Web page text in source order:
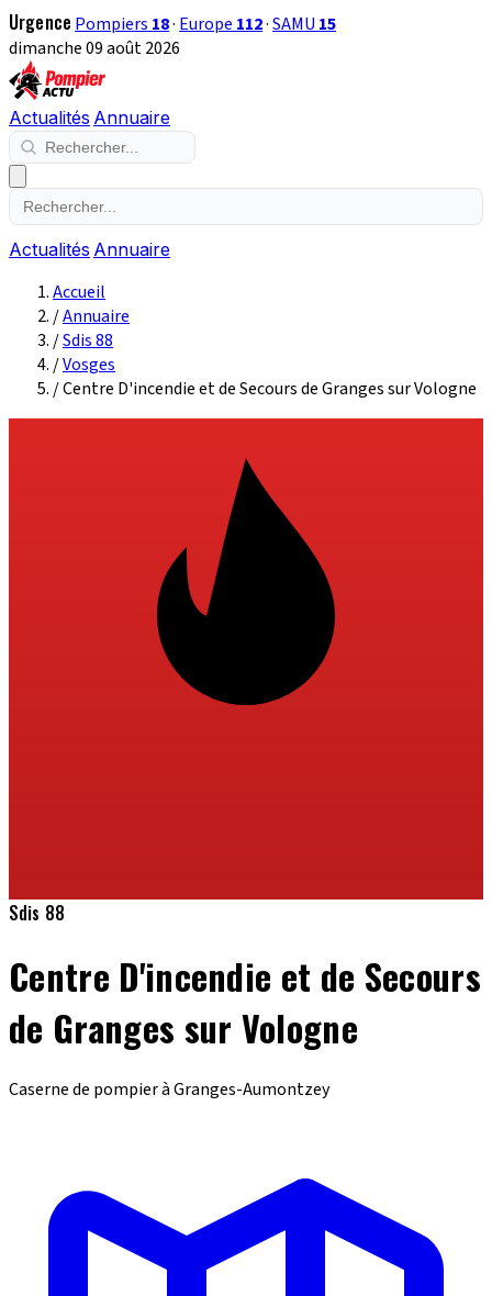
Urgence Pompiers 18· Europe 112·SAMU 15
dimanche 09 août 2026
Actualités Annuaire
Actualités Annuaire
Accueil
/Annuaire
/Sdis 88
/Vosges
/Centre D'incendie et de Secours de Granges sur Vologne
Sdis 88
Centre D'incendie et de Secours
de Granges sur Vologne
Caserne de pompier à Granges-Aumontzey